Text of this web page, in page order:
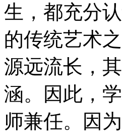
生，都充分
的传统艺术
源远流长，
涵。因此，
师兼任。因